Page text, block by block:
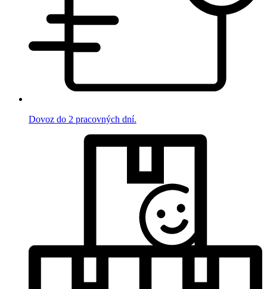
Dovoz do 2 pracovných dní.